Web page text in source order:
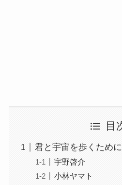
目
君と宇宙を歩くため
宇野啓介
小林ヤマト